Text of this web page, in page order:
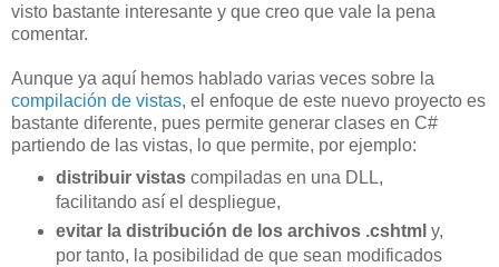
visto bastante interesante y que creo que vale la pena
comentar.
Aunque ya aquí hemos hablado varias veces sobre la
compilación de vistas, el enfoque de este nuevo proyecto es
bastante diferente, pues permite generar clases en C#
partiendo de las vistas, lo que permite, por ejemplo:
distribuir vistascompiladas en una DLL,
facilitando así el despliegue,
evitar la distribución de los archivos .cshtml y,
por tanto, la posibilidad de que sean modificados